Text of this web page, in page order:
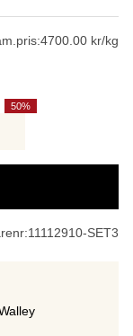
4700.00 kr/kg
50
11112910-SET3